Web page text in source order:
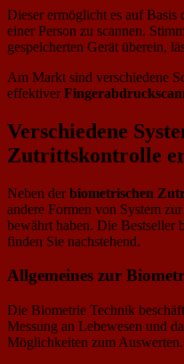
Dieser ermöglicht es auf Basis
einer Person zu scannen.
gespeicherten Gerät überein,
Am Markt sind verschiedene
effektiver
Verschiedene
Zutrittskontrolle
Neben der biometrischen
andere Formen von System
bewährt haben. Die Bestseller
finden Sie nachstehend.
Allgemeines zur
Die Biometrie Technik
Messung an Lebewesen und
Möglichkeiten zum Auswerten.